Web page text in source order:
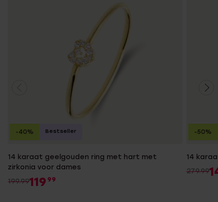
14 karaat geelgouden ring met hart met
zirkonia voor dames
199.99119 99
-40% Bestseller
14
279.99
-50%